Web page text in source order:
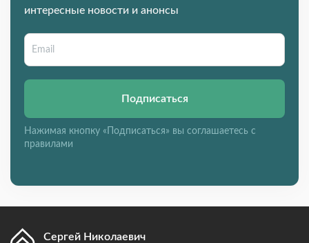
интересные новости и анонсы
Подписаться
Нажимая кнопку «Подписаться» вы соглашаетесь с
правилами
Сергей Николаевич